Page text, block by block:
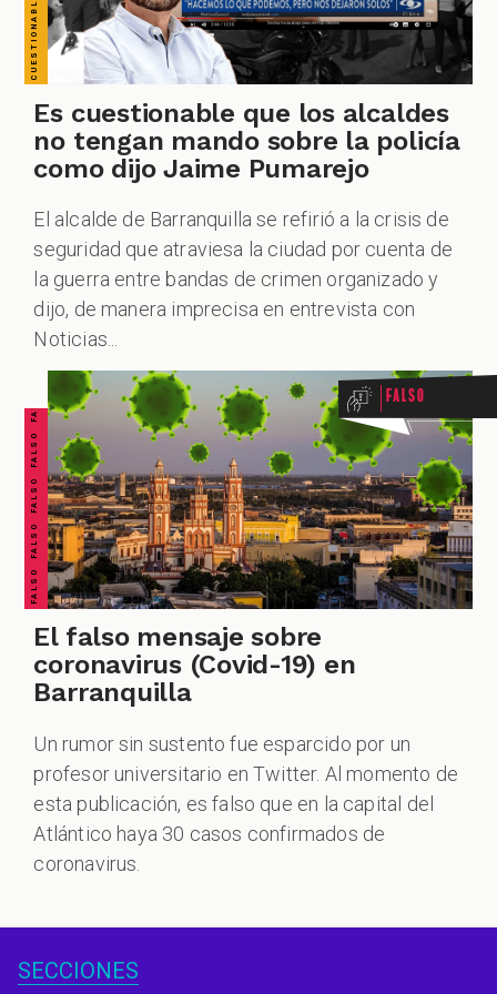
ZOOM
Es cuestionable que los alcaldes
no tengan mando sobre la policía
como dijo Jaime Pumarejo
El alcalde de Barranquilla se refirió a la crisis de
seguridad que atraviesa la ciudad por cuenta de
la guerra entre bandas de crimen organizado y
dijo, de manera imprecisa en entrevista con
Noticias...
FALSO FALSO FALSO FALSO FALSO FALSO FALSO Falso
El falso mensaje sobre
coronavirus (Covid-19) en
Barranquilla
Un rumor sin sustento fue esparcido por un
profesor universitario en Twitter. Al momento de
esta publicación, es falso que en la capital del
Atlántico haya 30 casos confirmados de
coronavirus.
SECCIONES